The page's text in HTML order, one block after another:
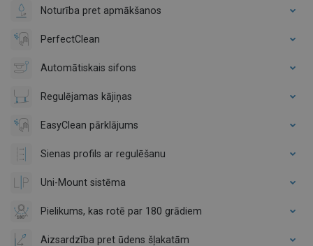
Noturība pret apmākšanos
PerfectClean
Automātiskais sifons
Regulējamas kājiņas
EasyClean pārklājums
Sienas profils ar regulēšanu
Uni-Mount sistēma
Pielikums, kas rotē par 180 grādiem
Aizsardzība pret ūdens šļakatām